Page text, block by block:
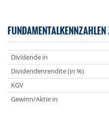
Dividende in
Dividendenrendite (in %)
KGV
Gewinn/Aktie in